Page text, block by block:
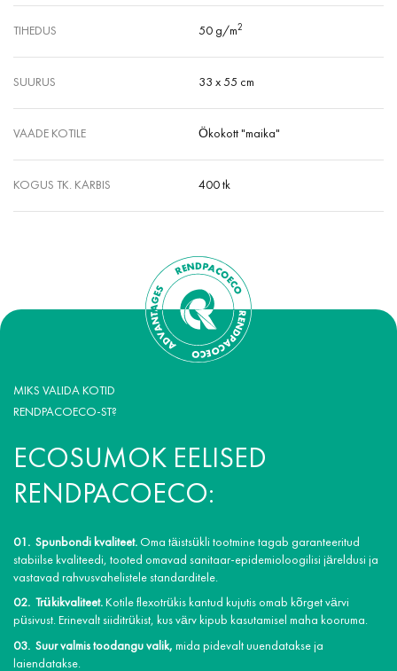
TIHEDUS 50 g/m2
SUURUS 33 x 55 cm
VAADE KOTILE Ökokott "maika"
KOGUS TK. KARBIS 400 tk
MIKS VALIDA KOTID
RENDPACOECO-ST?
ECOSUMOK EELISED
RENDPACOECO:
Spunbondi kvaliteet.Oma täistsükli tootmine tagab garanteeritud
stabiilse kvaliteedi, tooted omavad sanitaar-epidemioloogilisi järeldusi ja
vastavad rahvusvahelistele standarditele.
Trükikvaliteet.Kotile flexotrükis kantud kujutis omab kõrget värvi
püsivust. Erinevalt siiditrükist, kus värv kipub kasutamisel maha kooruma.
Suur valmis toodangu valik, mida pidevalt uuendatakse ja
laiendatakse.